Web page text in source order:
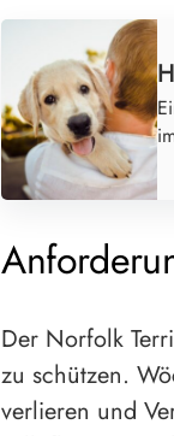
Der Norfolk
zu schützen.
verlieren und